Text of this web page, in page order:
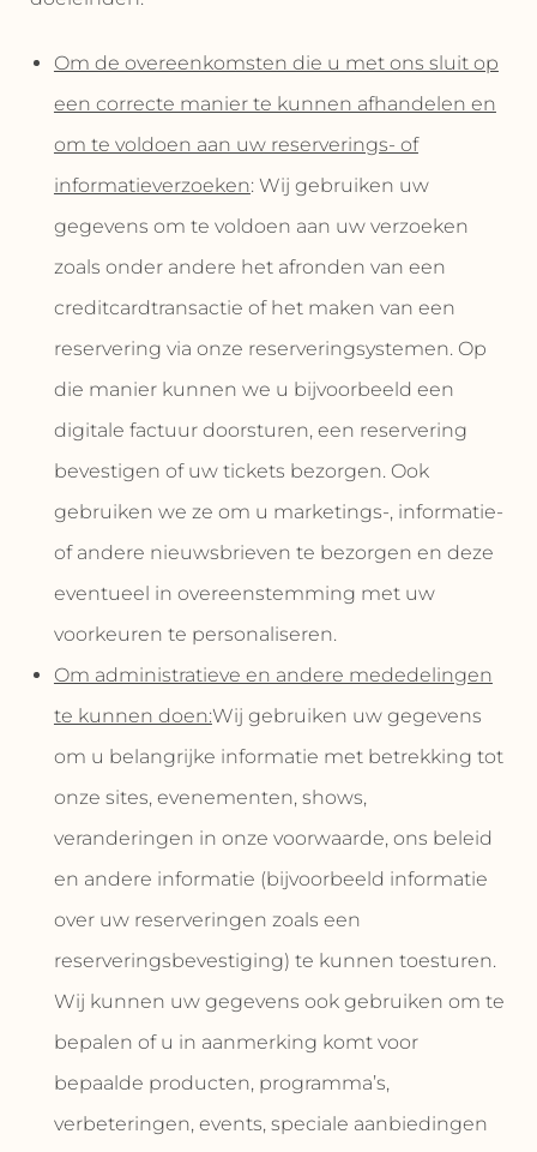
Om de overeenkomsten die u met ons sluit op
een correcte manier te kunnen afhandelen en
om te voldoen aan uw reserverings- of
informatieverzoeken: Wij gebruiken uw
gegevens om te voldoen aan uw verzoeken
zoals onder andere het afronden van een
creditcardtransactie of het maken van een
reservering via onze reserveringsystemen. Op
die manier kunnen we u bijvoorbeeld een
digitale factuur doorsturen, een reservering
bevestigen of uw tickets bezorgen. Ook
gebruiken we ze om u marketings-, informatie-
of andere nieuwsbrieven te bezorgen en deze
eventueel in overeenstemming met uw
voorkeuren te personaliseren.
Om administratieve en andere mededelingen
te kunnen doen:Wij gebruiken uw gegevens
om u belangrijke informatie met betrekking tot
onze sites, evenementen, shows,
veranderingen in onze voorwaarde, ons beleid
en andere informatie (bijvoorbeeld informatie
over uw reserveringen zoals een
reserveringsbevestiging) te kunnen toesturen.
Wij kunnen uw gegevens ook gebruiken om te
bepalen of u in aanmerking komt voor
bepaalde producten, programma’s,
verbeteringen, events, speciale aanbiedingen